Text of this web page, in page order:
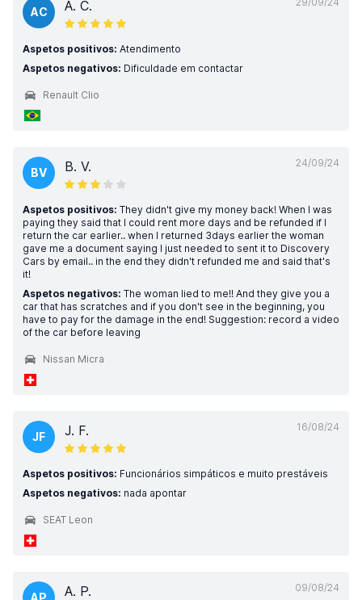
AC A. C.
Aspetos positivos: Atendimento
Aspetos negativos: Dificuldade em contactar
Renault Clio
24/09/24
BV B. V.
Aspetos positivos: They didn't give my money back! When I was
paying they said that I could rent more days and be refunded if I
return the car earlier.. when I returned 3days earlier the woman
gave me a document saying I just needed to sent it to Discovery
Cars by email.. in the end they didn't refunded me and said that's
it!
Aspetos negativos: The woman lied to me!! And they give you a
car that has scratches and if you don't see in the beginning, you
have to pay for the damage in the end! Suggestion: record a video
of the car before leaving
Nissan Micra
16/08/24
JF J. F.
Aspetos positivos: Funcionários simpáticos e muito prestáveis
Aspetos negativos: nada apontar
SEAT Leon
09/08/24
AP A. P.